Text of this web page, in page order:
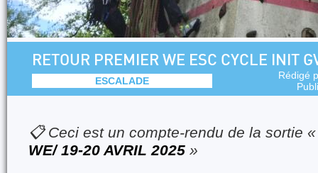
RETOUR PREMIER WE ESC CYCLE INIT
ESCALADE
Rédigé
📋 Ceci est un compte-rendu de la sortie
WE/ 19-20 AVRIL 2025 »